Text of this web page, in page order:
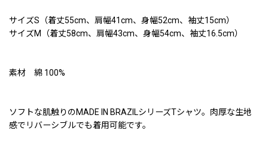
サイズS（着丈55cm、肩幅41cm、身幅52cm、袖丈15cm）
サイズM（着丈58cm、肩幅43cm、身幅54cm、袖丈16.5cm）
素材 綿 100%
ソフトな肌触りのMADE IN BRAZILシリーズTシャツ。肉厚な生地
感でリバーシブルでも着用可能です。